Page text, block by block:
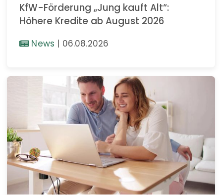
KfW-Förderung „Jung kauft Alt“:
Höhere Kredite ab August 2026
News | 06.08.2026